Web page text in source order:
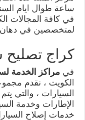
ساعة طوال ايام
في كافة المجالات
لمتخصصين في دهان
كراج تصليح
في مراكز الخدمة
الكويت ، نقدم
السيارات ، والتي
الإطارات وخدمة
خدمات إصلاح